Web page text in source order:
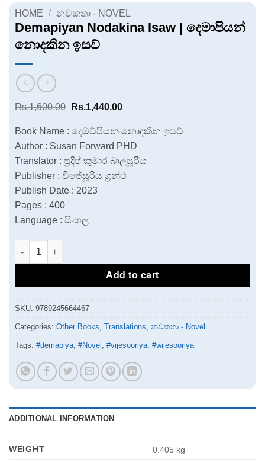
HOME / නවකතා - NOVEL
Demapiyan Nodakina Isaw | දෙමාපියන්
නොදකින ඉසව්
Rs.1,600.00 Original
was:
Rs.1,600.00.
Rs.1,440.00Current
Rs.1,440.00.
Book Name : දෙමව්පියන් නොදකින ඉසව්
Author : Susan Forward PHD
Translator : ප්‍රදීප් කුමාර බාලසූරිය
Publisher : විජේසූරිය ග්‍රන්ථ
Publish Date : 2023
Pages : 400
Language : සිංහල
Demapiyan Nodakina Isaw | දෙමාපියන් නොදකින ඉසව් quantity
Add to cart
SKU: 9789245664467
Categories: Other Books, Translations, නවකතා - Novel
Tags: #demapiya, #Novel , #vijesooriya, #wijesooriya
ADDITIONAL INFORMATION
WEIGHT 0.405 kg